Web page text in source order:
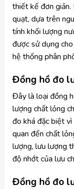
thiết kế đơn
quạt, dựa trên
tính khối lượng
được sử dụng
hệ thống phân
Đồng hồ đo
Đây là loại đồng
lượng chất lỏng
đo khá đặc biệt
quan đến chất
lượng, lưu lượng
độ nhớt của lưu
Đồng hồ đo